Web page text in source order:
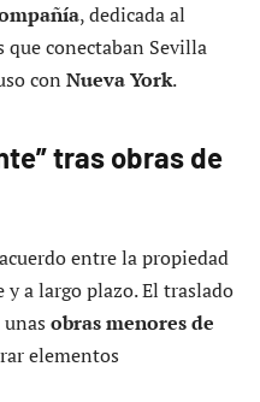
, dedicada al
conectaban Sevilla
con Nueva York.
tras obras de
entre la propiedad
a largo plazo. El traslado
obras menores de
elementos